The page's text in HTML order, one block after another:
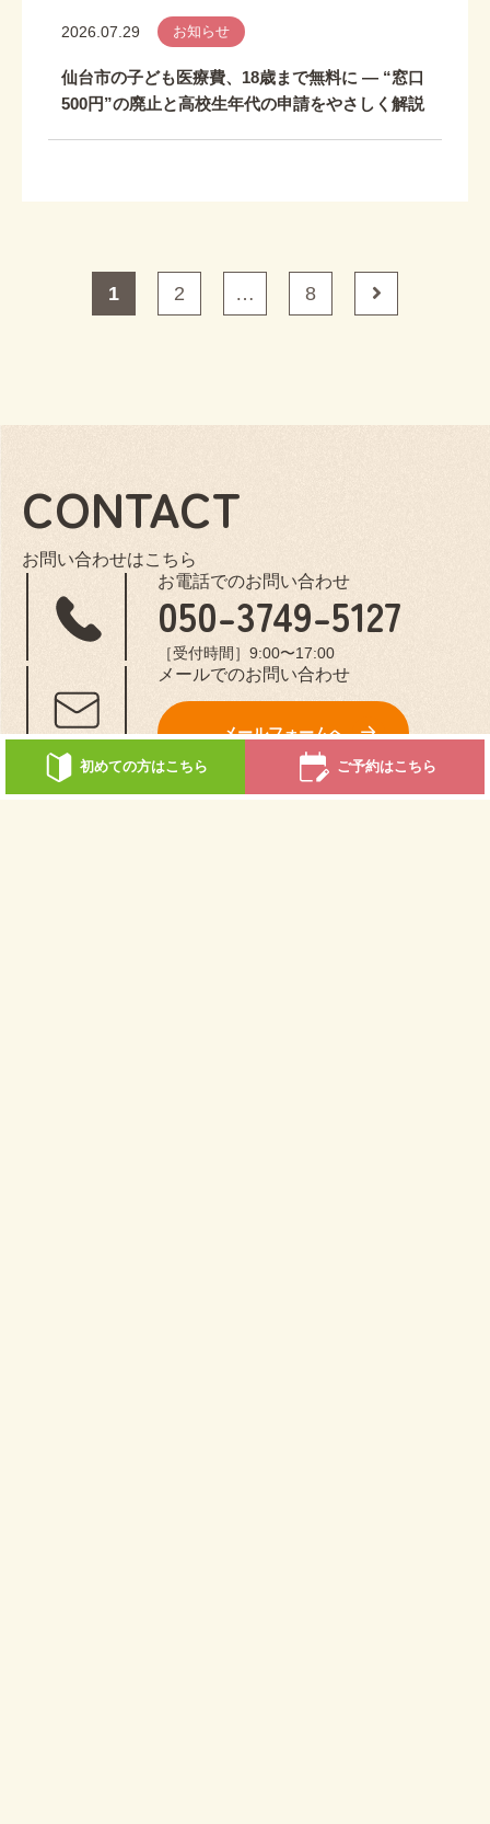
2026.07.29 お知らせ
仙台市の子ども医療費、18歳まで無料に ― “窓口
500円”の廃止と高校生年代の申請をやさしく解説
1 2 … 8
CONTACT
お問い合わせはこちら
お電話でのお問い合わせ
050-3749-5127
［受付時間］9:00〜17:00
メールでのお問い合わせ
メールフォームへ
初めての方はこちら ご予約はこちら